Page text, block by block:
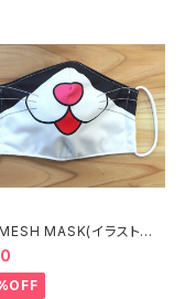
MASK(イラストね